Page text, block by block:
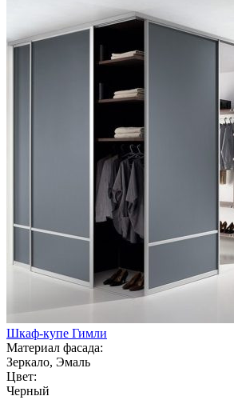
Шкаф-купе Гимли
Материал фасада:
Зеркало, Эмаль
Цвет:
Черный